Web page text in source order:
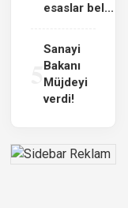
esaslar bel...
Sanayi
Bakanı
Müjdeyi
verdi!